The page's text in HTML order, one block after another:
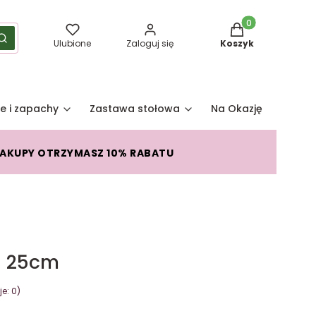
Szukaj Ulubione Zaloguj się
Produkty w
Koszyk
i zapachy Zastawa stołowa Na Okazję
OTRZYMASZ 10% RABATU
25cm
0)